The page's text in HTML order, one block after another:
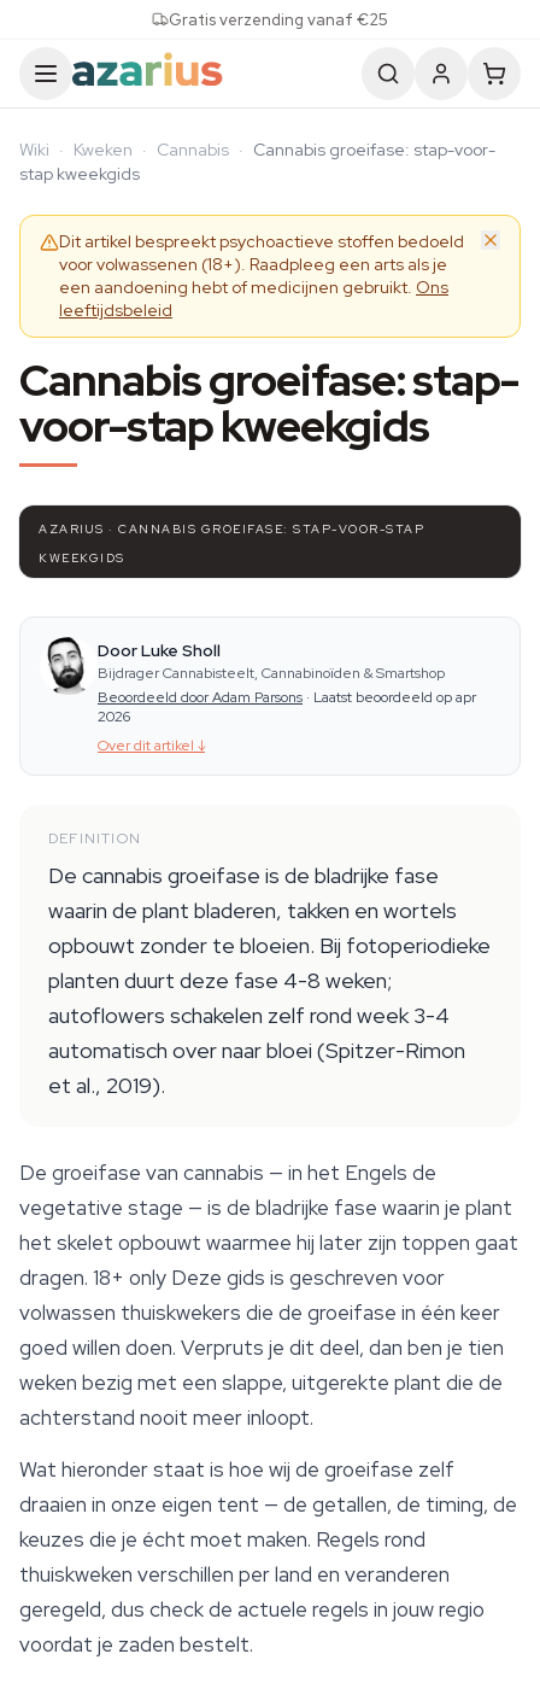
Gratis verzending vanaf €25
Wiki · Kweken · Cannabis · Cannabis groeifase: stap-voor-
stap kweekgids
Dit artikel bespreekt psychoactieve stoffen bedoeld
voor volwassenen (18+). Raadpleeg een arts als je
een aandoening hebt of medicijnen gebruikt. Ons
leeftijdsbeleid
Cannabis groeifase: stap-
voor-stap kweekgids
AZARIUS · CANNABIS GROEIFASE: STAP-VOOR-STAP
KWEEKGIDS
Door Luke Sholl
Bijdrager Cannabisteelt, Cannabinoïden & Smartshop
Beoordeeld door Adam Parsons · Laatst beoordeeld op apr
2026
Over dit artikel ↓
DEFINITION
De cannabis groeifase is de bladrijke fase
waarin de plant bladeren, takken en wortels
opbouwt zonder te bloeien. Bij fotoperiodieke
planten duurt deze fase 4-8 weken;
autoflowers schakelen zelf rond week 3-4
automatisch over naar bloei (Spitzer-Rimon
et al., 2019).
De groeifase van cannabis — in het Engels de
vegetative stage — is de bladrijke fase waarin je plant
het skelet opbouwt waarmee hij later zijn toppen gaat
dragen. 18+ only Deze gids is geschreven voor
volwassen thuiskwekers die de groeifase in één keer
goed willen doen. Verpruts je dit deel, dan ben je tien
weken bezig met een slappe, uitgerekte plant die de
achterstand nooit meer inloopt.
Wat hieronder staat is hoe wij de groeifase zelf
draaien in onze eigen tent — de getallen, de timing, de
keuzes die je écht moet maken. Regels rond
thuiskweken verschillen per land en veranderen
geregeld, dus check de actuele regels in jouw regio
voordat je zaden bestelt.